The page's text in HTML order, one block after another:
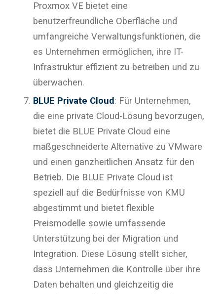
Proxmox VE bietet eine
benutzerfreundliche Oberfläche und
umfangreiche Verwaltungsfunktionen, die
es Unternehmen ermöglichen, ihre IT-
Infrastruktur effizient zu betreiben und zu
überwachen.
BLUE Private Cloud: Für Unternehmen,
die eine private Cloud-Lösung bevorzugen,
bietet die BLUE Private Cloud eine
maßgeschneiderte Alternative zu VMware
und einen ganzheitlichen Ansatz für den
Betrieb. Die BLUE Private Cloud ist
speziell auf die Bedürfnisse von KMU
abgestimmt und bietet flexible
Preismodelle sowie umfassende
Unterstützung bei der Migration und
Integration. Diese Lösung stellt sicher,
dass Unternehmen die Kontrolle über ihre
Daten behalten und gleichzeitig die